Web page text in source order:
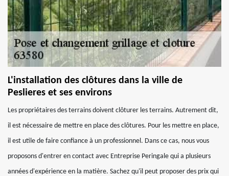
L'installation des clôtures dans la ville de
Peslieres et ses environs
Les propriétaires des terrains doivent clôturer les terrains. Autrement dit,
il est nécessaire de mettre en place des clôtures. Pour les mettre en place,
il est utile de faire confiance à un professionnel. Dans ce cas, nous vous
proposons d'entrer en contact avec Entreprise Peringale qui a plusieurs
années d'expérience en la matière. Sachez qu'il peut proposer des prix qui